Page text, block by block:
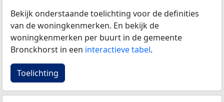
Bekijk onderstaande toelichting voor de definities
van de woningkenmerken. En bekijk de
woningkenmerken per buurt in de gemeente
Bronckhorst in een interactieve tabel.
Toelichting